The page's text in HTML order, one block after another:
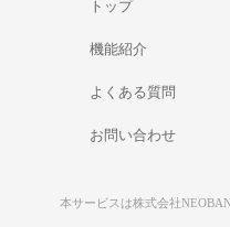
トップ
機能紹介
よくある質問
お問い合わせ
本サービスは株式会社